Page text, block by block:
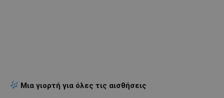
Μια γιορτή για όλες τις αισθήσεις